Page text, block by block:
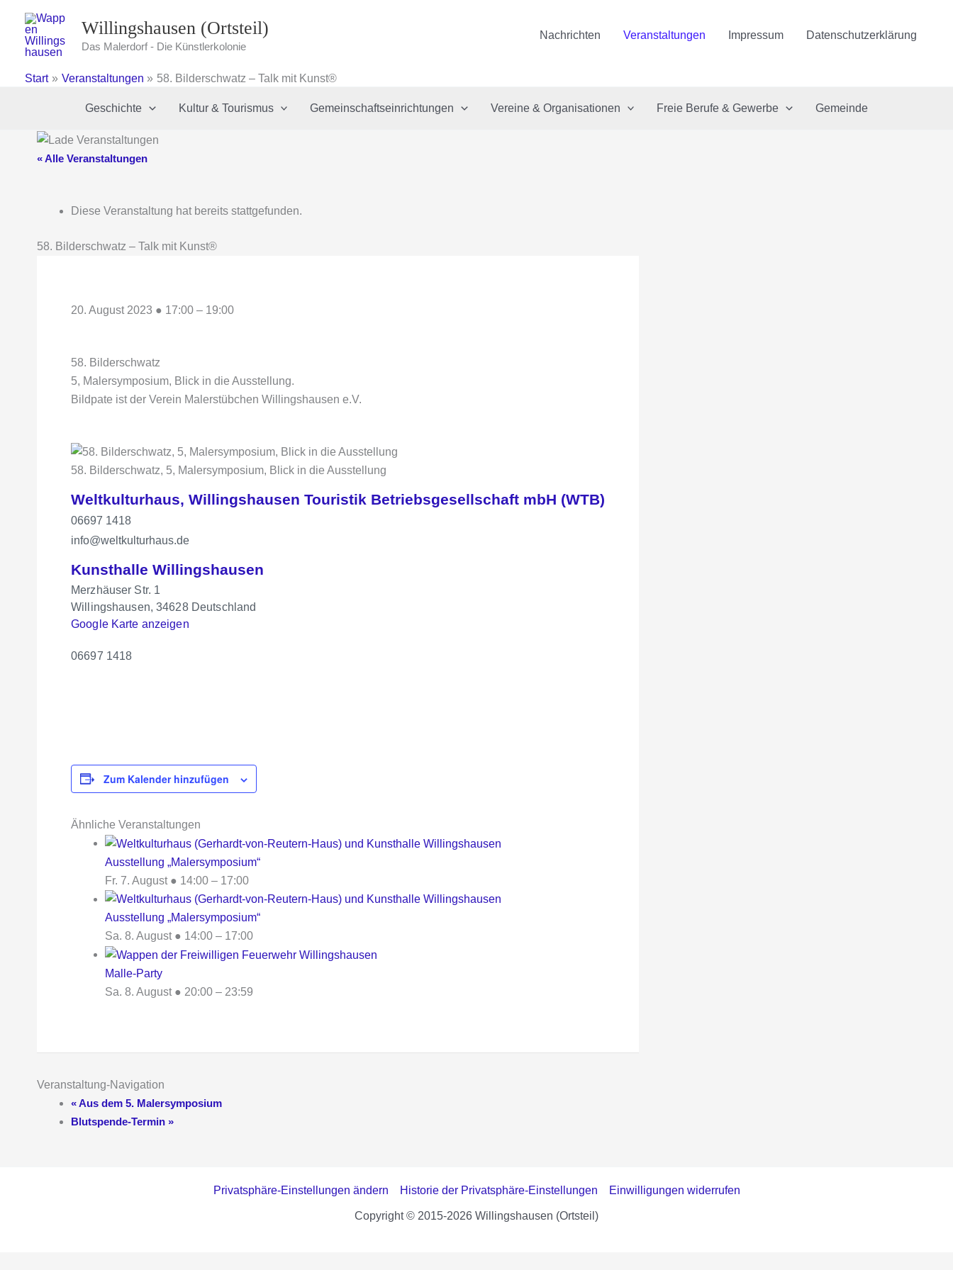
Inhalt
springen
Willingshausen (Ortsteil)
Das Malerdorf - Die Künstlerkolonie
Nachrichten Veranstaltungen Impressum Datenschutzerklärung
Start Veranstaltungen 58. Bilderschwatz – Talk mit Kunst®
Geschichte Kultur & Tourismus Gemeinschaftseinrichtungen Vereine & Organisationen Freie Berufe & Gewerbe Gemeinde
« Alle Veranstaltungen
Diese Veranstaltung hat bereits stattgefunden.
58. Bilderschwatz – Talk mit Kunst®
20. August 2023 ● 17:00 – 19:00
58. Bilderschwatz
5, Malersymposium, Blick in die Ausstellung.
Bildpate ist der Verein Malerstübchen Willingshausen e.V.
58. Bilderschwatz, 5, Malersymposium, Blick in die Ausstellung
Weltkulturhaus, Willingshausen Touristik Betriebsgesellschaft mbH (WTB)
06697 1418
info@weltkulturhaus.de
Kunsthalle Willingshausen
Merzhäuser Str. 1
Willingshausen, 34628 Deutschland
Google Karte anzeigen
06697 1418
Zum Kalender hinzufügen
Ähnliche Veranstaltungen
Ausstellung „Malersymposium“
Fr. 7. August ● 14:00 – 17:00
Ausstellung „Malersymposium“
Sa. 8. August ● 14:00 – 17:00
Malle-Party
Sa. 8. August ● 20:00 – 23:59
Veranstaltung-Navigation
«Aus dem 5. Malersymposium
Blutspende-Termin »
Privatsphäre-Einstellungen ändern Historie der Privatsphäre-Einstellungen Einwilligungen widerrufen
Copyright © 2015-2026 Willingshausen (Ortsteil)